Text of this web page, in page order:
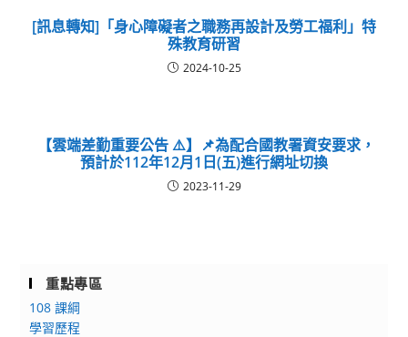
[訊息轉知]「身心障礙者之職務再設計及勞工福利」特
殊教育研習
2024-10-25
️ 【雲端差勤重要公告 ⚠️】📌為配合國教署資安要求，
預計於112年12月1日(五)進行網址切換
2023-11-29
重點專區
108 課綱
學習歷程